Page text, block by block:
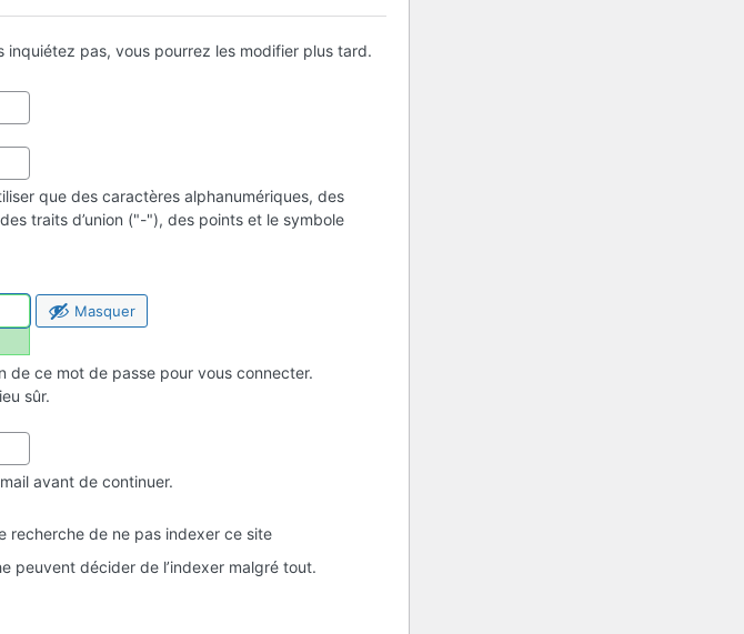
inquiétez pas, vous pourrez les modifier plus tard.
que des caractères alphanumériques, des
traits d’union ("-"), des points et le symbole
Masquer
de ce mot de passe pour vous connecter.
sûr.
avant de continuer.
recherche de ne pas indexer ce site
peuvent décider de l’indexer malgré tout.